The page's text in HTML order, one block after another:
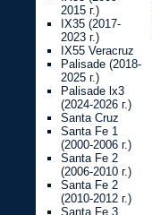
2015 г.)
IX35 (2017-
2023 г.)
IX55 Veracruz
Palisade (2018-
2025 г.)
Palisade lx3
(2024-2026 г.)
Santa Cruz
Santa Fe 1
(2000-2006 г.)
Santa Fe 2
(2006-2010 г.)
Santa Fe 2
(2010-2012 г.)
Santa Fe 3